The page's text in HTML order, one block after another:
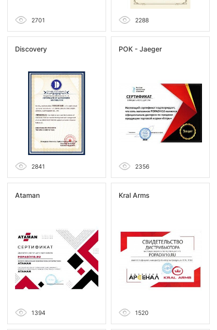
2701 2288
Discovery
2841
РОК - Jaeger
2356
Ataman
1394
Kral Arms
1520